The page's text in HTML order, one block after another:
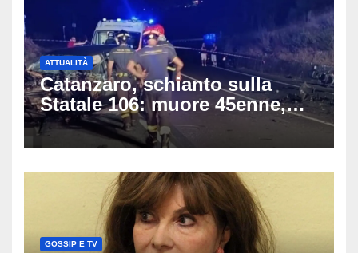
ATTUALITÀ
Catanzaro, schianto sulla
Statale 106: muore 45enne,
coinvolti un’auto, un suv e
una moto
GOSSIP E TV